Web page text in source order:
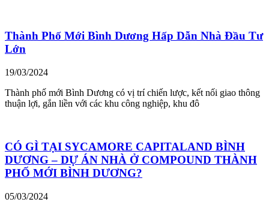
Thành Phố Mới Bình Dương Hấp Dẫn Nhà Đầu Tư
Lớn
19/03/2024
Thành phố mới Bình Dương có vị trí chiến lược, kết nối giao thông
thuận lợi, gắn liền với các khu công nghiệp, khu đô
CÓ GÌ TẠI SYCAMORE CAPITALAND BÌNH
DƯƠNG – DỰ ÁN NHÀ Ở COMPOUND THÀNH
PHỐ MỚI BÌNH DƯƠNG?
05/03/2024